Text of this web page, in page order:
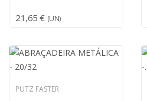
21,65 € (UN)
PUTZ FASTER